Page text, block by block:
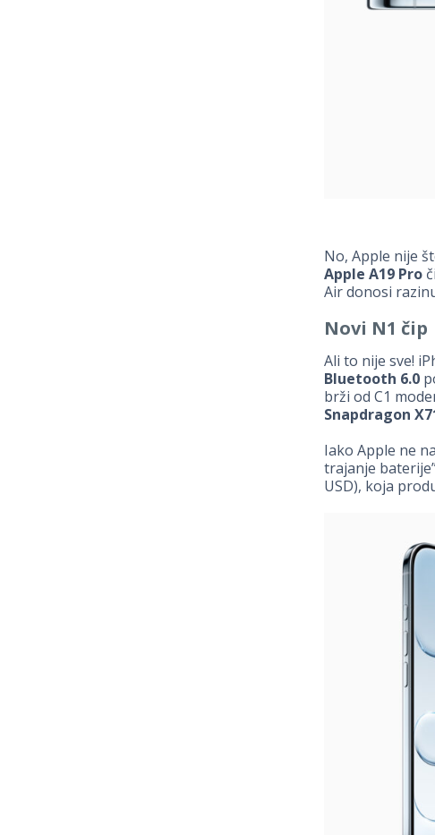
No, Apple nije
Apple A19 Pro
Air donosi
Novi N1 čip
Ali to nije sve!
Bluetooth 6.0
brži od C1
Snapdragon
Iako Apple ne
trajanje
USD), koja